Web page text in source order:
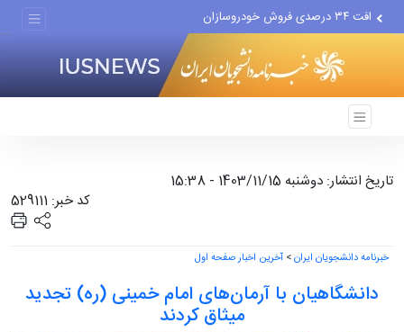
افت ۳۴ درصدی فروش خودروسازان
اعتراف رسانه‌های خارجی به...
تاریخ انتشار: دوشنبه 1403/11/15 - 15:38
کد خبر: 529111
خبرنامه دانشجویان ایران> آخرین اخبار صفحه اول
دانشگاهیان با آرمان‌های امام خمینی (ره) تجدید
میثاق کردند